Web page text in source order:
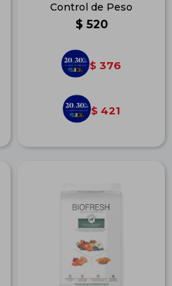
Control de Peso
$ 520
$ 376
$ 421